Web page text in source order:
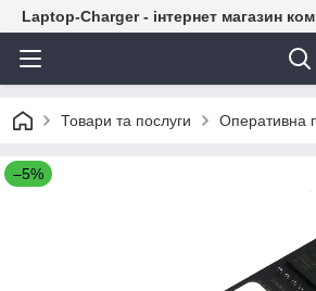
Laptop-Charger - інтернет магазин
Товари та послуги Оперативна
–5%